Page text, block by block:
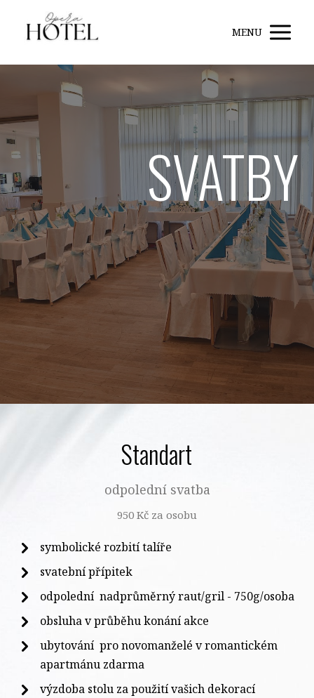
MENU
SVATBY
Standart
odpolední svatba
950 Kč za osobu
symbolické rozbití talíře
svatební přípitek
odpolední nadprůměrný raut/gril - 750g/osoba
obsluha v průběhu konání akce
ubytování pro novomanželé v romantickém
apartmánu zdarma
výzdoba stolu za použití vašich dekorací